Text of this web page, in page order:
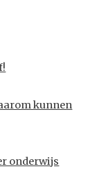
kunnen
onderwijs